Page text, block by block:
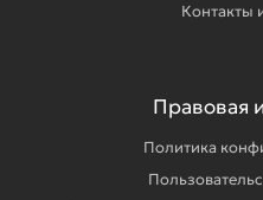
Контакты
Правовая
Политика